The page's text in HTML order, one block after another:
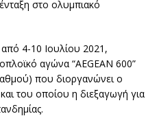
στο ολυμπιακό
4-10 Ιουλίου 2021,
αγώνα “AEGEAN 600”
που διοργανώνει ο
του οποίου η διεξαγωγή για